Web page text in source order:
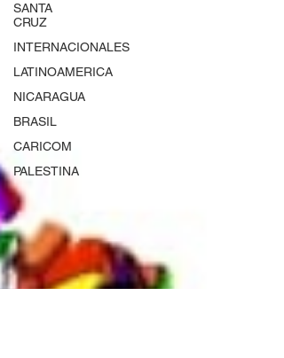
SANTA
CRUZ
INTERNACIONALES
LATINOAMERICA
NICARAGUA
BRASIL
CARICOM
PALESTINA